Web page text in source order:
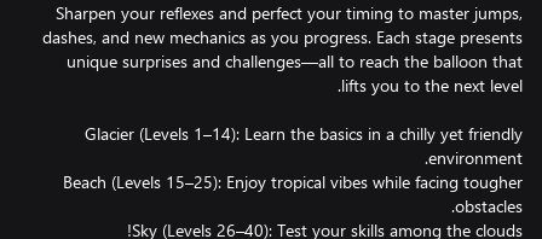
Sharpen your reflexes and perfect your timing to master jumps,
dashes, and new mechanics as you progress. Each stage presents
unique surprises and challenges—all to reach the balloon that
Glacier (Levels 1–14): Learn the basics in a chilly yet friendly
Beach (Levels 15–25): Enjoy tropical vibes while facing tougher